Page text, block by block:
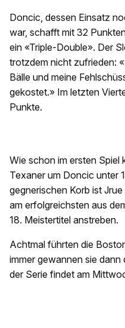
Doncic, dessen Einsatz
war, schafft mit 32
ein «Triple-Double». Der
trotzdem nicht zufrieden:
Bälle und meine
gekostet.» Im letzten
Punkte.
Wie schon im ersten
Texaner um Doncic unter
gegnerischen Korb ist
am erfolgreichsten aus
18. Meistertitel anstreben.
Achtmal führten die
immer gewannen sie
der Serie findet am